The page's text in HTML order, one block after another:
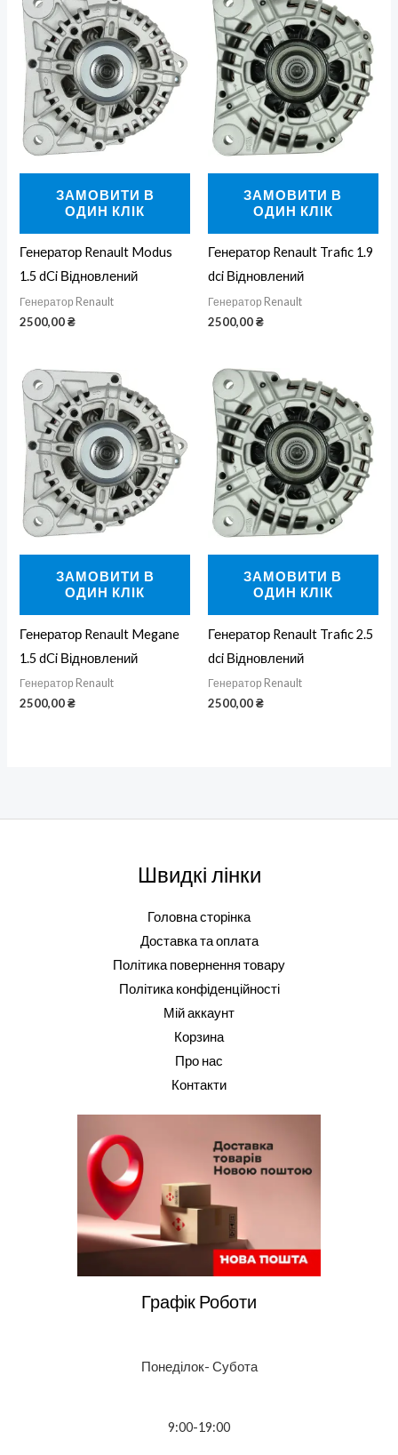
ЗАМОВИТИ В
ОДИН КЛІК
Генератор Renault Modus
1.5 dCi Відновлений
Генератор Renault
2500,00₴
ЗАМОВИТИ В
ОДИН КЛІК
Генератор Renault Trafic 1.9
dci Відновлений
Генератор Renault
2500,00₴
ЗАМОВИТИ В
ОДИН КЛІК
Генератор Renault Megane
1.5 dCi Відновлений
Генератор Renault
2500,00₴
ЗАМОВИТИ В
ОДИН КЛІК
Генератор Renault Trafic 2.5
dci Відновлений
Генератор Renault
2500,00₴
Швидкі лінки
Головна сторінка
Доставка та оплата
Політика повернення товару
Політика конфіденційності
Мій аккаунт
Корзина
Про нас
Контакти
Графік Роботи
Понеділок- Субота
9:00-19:00